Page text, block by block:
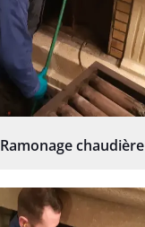
Ramonage chaudière